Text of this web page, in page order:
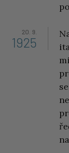
20. 9.
1925